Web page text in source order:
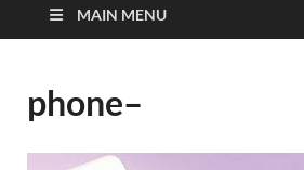
MAIN MENU
phone–